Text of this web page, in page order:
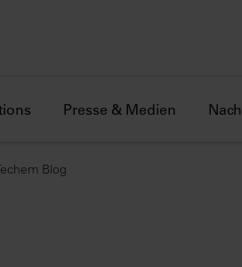
Presse & Medien
Blog